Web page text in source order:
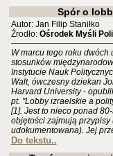
Spór o
Autor: Jan Filip Staniłko
Źrodło: Ośrodek Myśli
W marcu tego roku
stosunków
Instytucie Nauk
Walt, ówczesny dziekan
Harvard University -
pt. "Lobby izraelskie a
[1]. Jest to nieco ponad
objętości zajmują przypisy
udokumentowana). Jej
Do tekstu..